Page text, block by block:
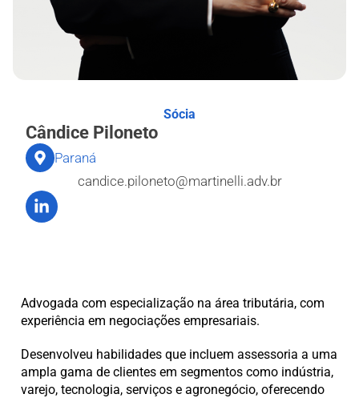
Sócia
Cândice Piloneto
Paraná
candice.piloneto@martinelli.adv.br
Advogada com especialização na área tributária, com
experiência em negociações empresariais.
Desenvolveu habilidades que incluem assessoria a uma
ampla gama de clientes em segmentos como indústria,
varejo, tecnologia, serviços e agronegócio, oferecendo